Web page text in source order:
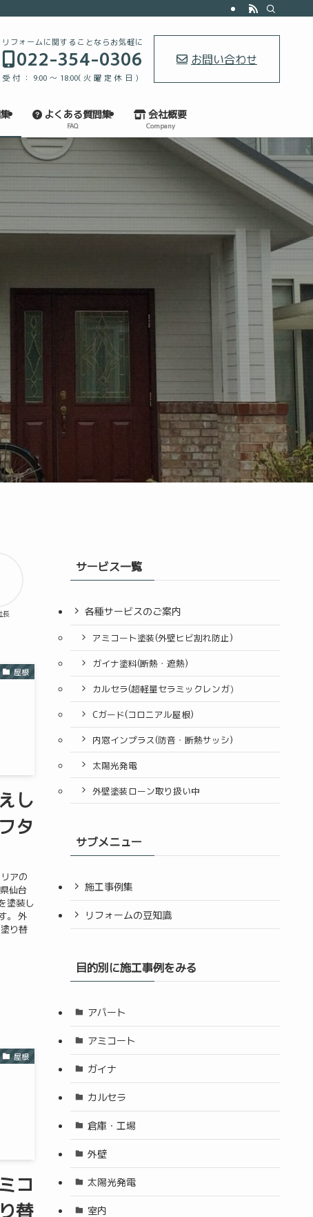
リフォームに関することならお気軽に
022-354-0306
受付：9:00～18:00(火曜定休日）
お問い合わせ
よくある質問集
FAQ
会社概要
Company
長
屋根
し
タ
アの
仙台
塗装し
。 外
り替
屋根
コ
替
サービス一覧
各種サービスのご案内
アミコート塗装(外壁ヒビ割れ防止)
ガイナ塗料(断熱・遮熱)
カルセラ(超軽量セラミックレンガ）
Cガード(コロニアル屋根)
内窓インプラス(防音・断熱サッシ)
太陽光発電
外壁塗装ローン取り扱い中
サブメニュー
施工事例集
リフォームの豆知識
目的別に施工事例をみる
アパート
アミコート
ガイナ
カルセラ
倉庫・工場
外壁
太陽光発電
室内